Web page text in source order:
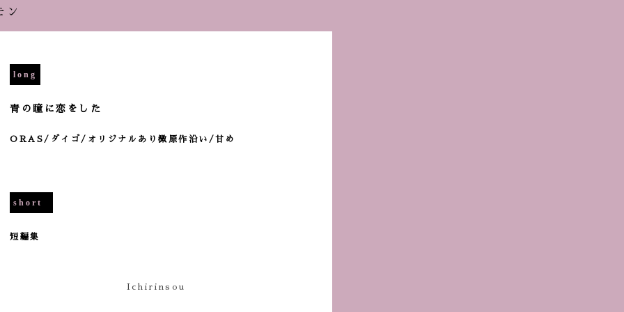
ン
long
青の瞳に恋をした
ORAS/ダイゴ/オリジナルあり微原作沿い/甘め
short
短編集
Ichirinsou